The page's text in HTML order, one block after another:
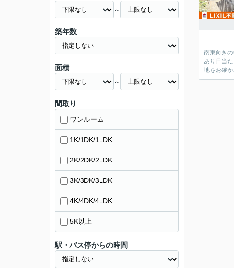
南東向き
あり日当
地をお確か
～
築年数
面積
～
間取り
ワンルーム
1K/1DK/1LDK
2K/2DK/2LDK
3K/3DK/3LDK
4K/4DK/4LDK
5K以上
駅・バス停からの時間